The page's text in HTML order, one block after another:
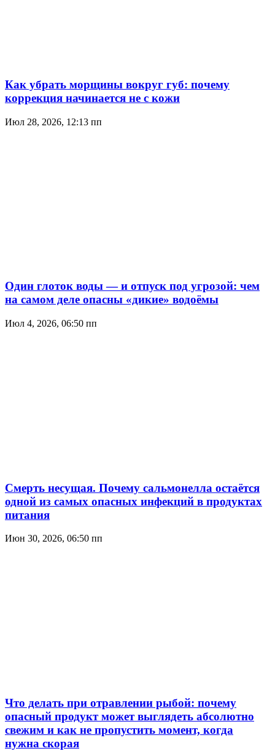
Как убрать морщины вокруг губ: почему
коррекция начинается не с кожи
Июл 28, 2026, 12:13 пп
Один глоток воды — и отпуск под угрозой: чем
на самом деле опасны «дикие» водоёмы
Июл 4, 2026, 06:50 пп
Смерть несущая. Почему сальмонелла остаётся
одной из самых опасных инфекций в продуктах
питания
Июн 30, 2026, 06:50 пп
Что делать при отравлении рыбой: почему
опасный продукт может выглядеть абсолютно
свежим и как не пропустить момент, когда
нужна скорая